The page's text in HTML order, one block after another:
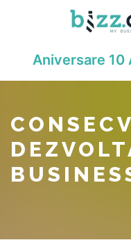
Aniversare 10